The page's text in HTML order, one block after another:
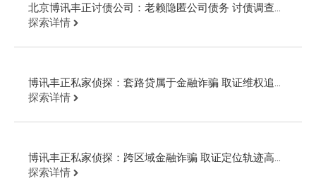
北京博讯丰正讨债公司：老赖隐匿公司债务 讨债调查起
诉回款
探索详情
博讯丰正私家侦探：套路贷属于金融诈骗 取证维权追回
欠款
探索详情
博讯丰正私家侦探：跨区域金融诈骗 取证定位轨迹高效
追回欠款
探索详情